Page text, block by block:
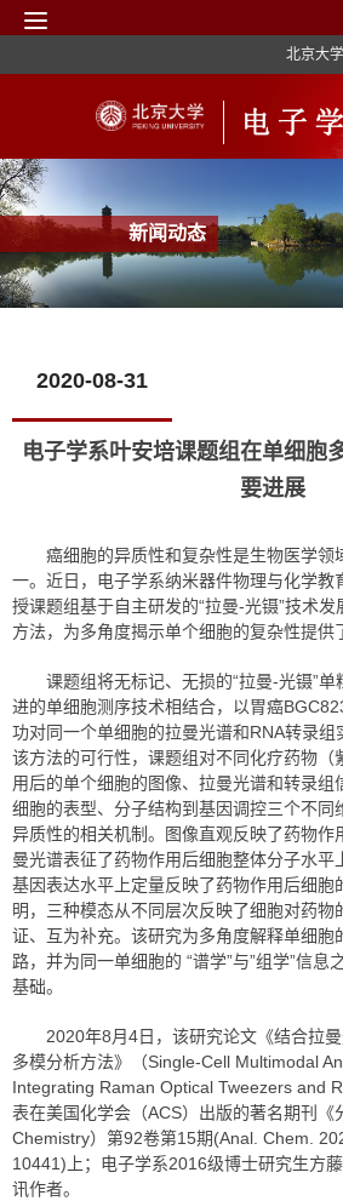
北京大学
新闻动态
2020-08-31
电子学系叶安培课题组在单细胞
要进展
癌细胞的异质性和复杂性是生物医学领
一。近日，电子学系纳米器件物理与化学教
授课题组基于自主研发的“拉曼-光镊”技术
方法，为多角度揭示单个细胞的复杂性提供
课题组将无标记、无损的“拉曼-光镊”
进的单细胞测序技术相结合，以胃癌
功对同一个单细胞的拉曼光谱和RNA转录
该方法的可行性，课题组对不同化疗药物（
用后的单个细胞的图像、拉曼光谱和转录组
细胞的表型、分子结构到基因调控三个不同
异质性的相关机制。图像直观反映了药物作
曼光谱表征了药物作用后细胞整体分子水平
基因表达水平上定量反映了药物作用后细胞
明，三种模态从不同层次反映了细胞对药物
证、互为补充。该研究为多角度解释单细胞
路，并为同一单细胞的 “谱学”与”组学”信息
基础。
2020年8月4日，该研究论文《结合拉
多模分析方法》（Single-Cell Multimodal
Integrating Raman Optical Tweezers and
表在美国化学会（ACS）出版的著名期刊《
Chemistry）第92卷第15期(Anal. Chem.
10441)上；电子学系2016级博士研究生方
讯作者。